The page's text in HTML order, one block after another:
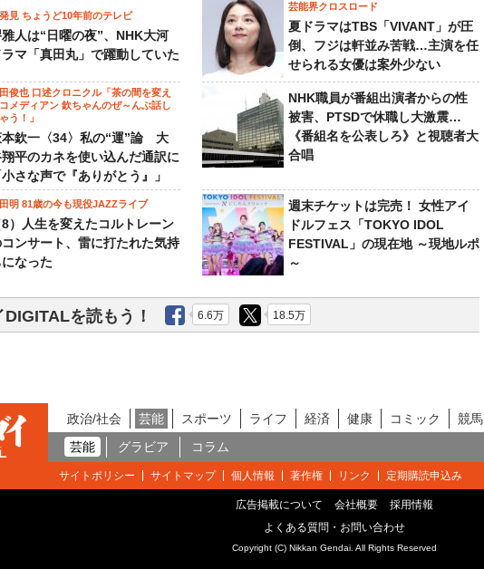
見 ちょうど10年前のテレビ
人は“日曜の夜”、NHK大河
ラマ「真田丸」で躍動していた
芸能界クロスロード
夏ドラマはTBS「VIVANT」が圧
倒、フジは軒並み苦戦…主演を任
せられる女優は案外少ない
俊也 口述クロニクル「茶の間を変え
メディアン 欽ちゃんのぜ～んぶ話し
う！」
本欽一〈34〉私の“運”論 大
平のカネを使い込んだ通訳に
小さな声で『ありがとう』」
NHK職員が番組出演者からの性
被害、PTSDで休職し大激震…
《番組名を公表しろ》と視聴者大
合唱
明 81歳の今も現役JAZZライブ
8）人生を変えたコルトレーン
ンサート、雷に打たれた気持
になった
週末チケットは完売！ 女性アイ
ドルフェス「TOKYO IDOL
FESTIVAL」の現在地 ～現地ルポ
～
DIGITALを読もう！ 6.6万 18.5万
政治/社会 芸能 スポーツ ライフ 経済 健康 コミック 競馬
芸能
グラビア コラム
サイトポリシー サイトマップ 個人情報 著作権 リンク 定期購読申込み
広告掲載について 会社概要
採用情報
よくある質問・お問い合わせ
Copyright (C) Nikkan Gendai. All Rights Reserved